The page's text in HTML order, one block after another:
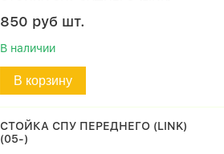
850 руб шт.
В наличии
В корзину
СТОЙКА СПУ ПЕРЕДНЕГО (LINK)
(05-)